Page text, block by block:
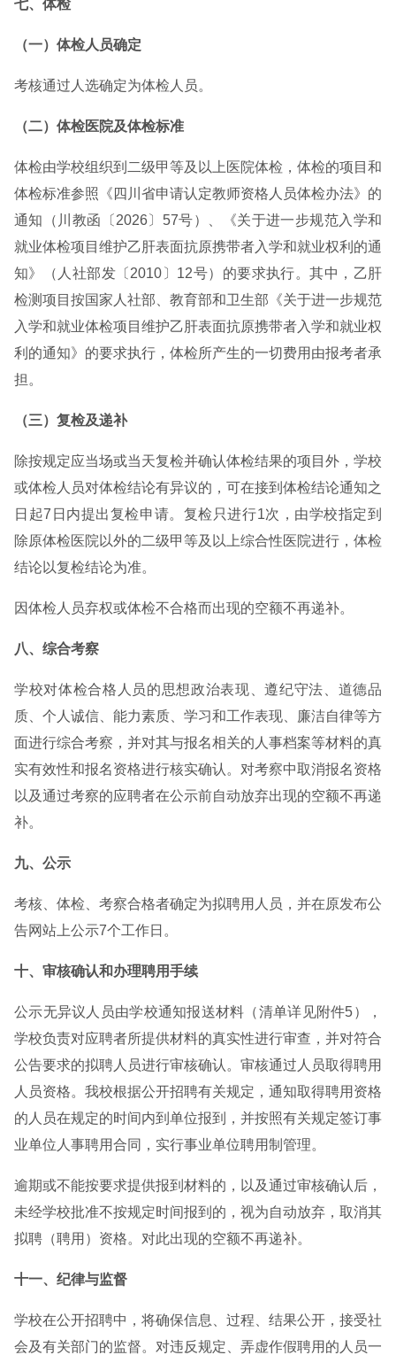
七、体检
（一）体检人员确定
考核通过人选确定为体检人员。
（二）体检医院及体检标准
体检由学校组织到二级甲等及以上医院体检，体检的项目和
体检标准参照《四川省申请认定教师资格人员体检办法》的
通知（川教函〔2026〕57号）、《关于进一步规范入学和
就业体检项目维护乙肝表面抗原携带者入学和就业权利的通
知》（人社部发〔2010〕12号）的要求执行。其中，乙肝
检测项目按国家人社部、教育部和卫生部《关于进一步规范
入学和就业体检项目维护乙肝表面抗原携带者入学和就业权
利的通知》的要求执行，体检所产生的一切费用由报考者承
担。
（三）复检及递补
除按规定应当场或当天复检并确认体检结果的项目外，学校
或体检人员对体检结论有异议的，可在接到体检结论通知之
日起7日内提出复检申请。复检只进行1次，由学校指定到
除原体检医院以外的二级甲等及以上综合性医院进行，体检
结论以复检结论为准。
因体检人员弃权或体检不合格而出现的空额不再递补。
八、综合考察
学校对体检合格人员的思想政治表现、遵纪守法、道德品
质、个人诚信、能力素质、学习和工作表现、廉洁自律等方
面进行综合考察，并对其与报名相关的人事档案等材料的真
实有效性和报名资格进行核实确认。对考察中取消报名资格
以及通过考察的应聘者在公示前自动放弃出现的空额不再递
补。
九、公示
考核、体检、考察合格者确定为拟聘用人员，并在原发布公
告网站上公示7个工作日。
十、审核确认和办理聘用手续
公示无异议人员由学校通知报送材料（清单详见附件5），
学校负责对应聘者所提供材料的真实性进行审查，并对符合
公告要求的拟聘人员进行审核确认。审核通过人员取得聘用
人员资格。我校根据公开招聘有关规定，通知取得聘用资格
的人员在规定的时间内到单位报到，并按照有关规定签订事
业单位人事聘用合同，实行事业单位聘用制管理。
逾期或不能按要求提供报到材料的，以及通过审核确认后，
未经学校批准不按规定时间报到的，视为自动放弃，取消其
拟聘（聘用）资格。对此出现的空额不再递补。
十一、纪律与监督
学校在公开招聘中，将确保信息、过程、结果公开，接受社
会及有关部门的监督。对违反规定、弄虚作假聘用的人员一